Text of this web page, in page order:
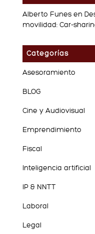
Alberto Funesen
movilidad: Car-
Categorías
Asesoramiento
BLOG
Cine y Audiovisual
Emprendimiento
Fiscal
Inteligencia artificial
IP & NNTT
Laboral
Legal